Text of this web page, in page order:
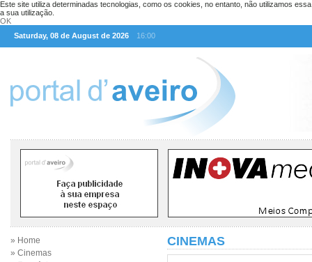
Este site utiliza determinadas tecnologias, como os cookies, no entanto, não utilizamos
a sua utilização.
OK
Saturday, 08 de August de 2026
16:00
» Home
» Cinemas
CINEMAS